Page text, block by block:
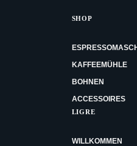
SHOP
KAFFEEMÜHLE
BOHNEN
ACCESSOIRES
LIGRE
WILLKOMMEN